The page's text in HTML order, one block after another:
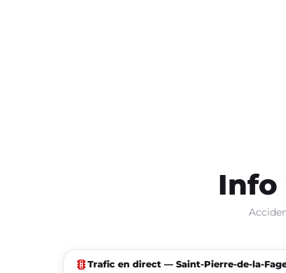
traffic Trafic en direct — Saint-Pierre-de-la-